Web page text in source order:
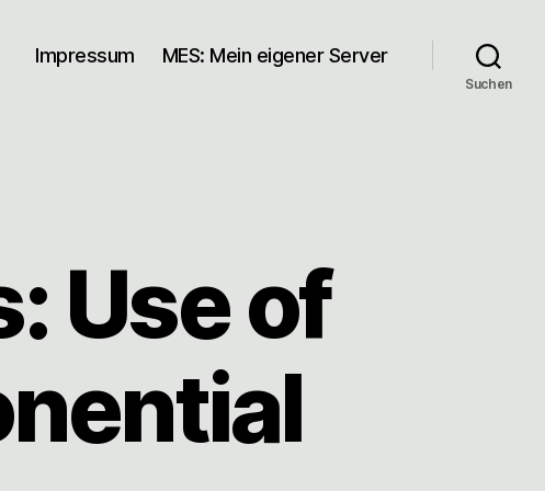
Impressum MES: Mein eigener Server
Suchen
Use of